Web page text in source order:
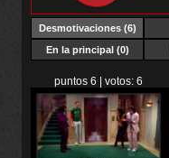
Desmotivaciones(6)
En la principal (0)
puntos 6 | votos: 6